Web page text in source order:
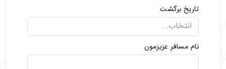
تاریخ برگشت
نام مسافر عزیزمون